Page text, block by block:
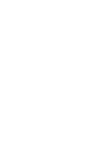
Muere
Llave de